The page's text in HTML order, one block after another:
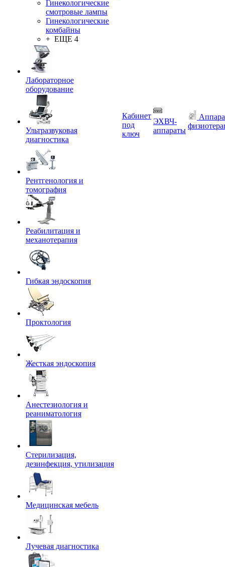
Гинекологические
смотровые лампы
Гинекологические
комбайны
+ ЕЩЕ 4
Лабораторное
оборудование
Ультразвуковая
диагностика
Рентгенология и
томография
Реабилитация и
механотерапия
Гибкая эндоскопия
Проктология
Жесткая эндоскопия
Анестезиология и
реаниматология
Стерилизация,
дезинфекция, утилизация
Медицинская мебель
Лучевая диагностика
Кабинет
под
ключ
ЭХВЧ-
аппараты